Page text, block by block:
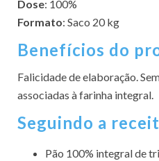
Dose: 100%
Formato: Saco 20 kg
Benefícios do
Falicidade de elaboração.
associadas à farinha integral.
Seguindo a
Pão 100% integral de